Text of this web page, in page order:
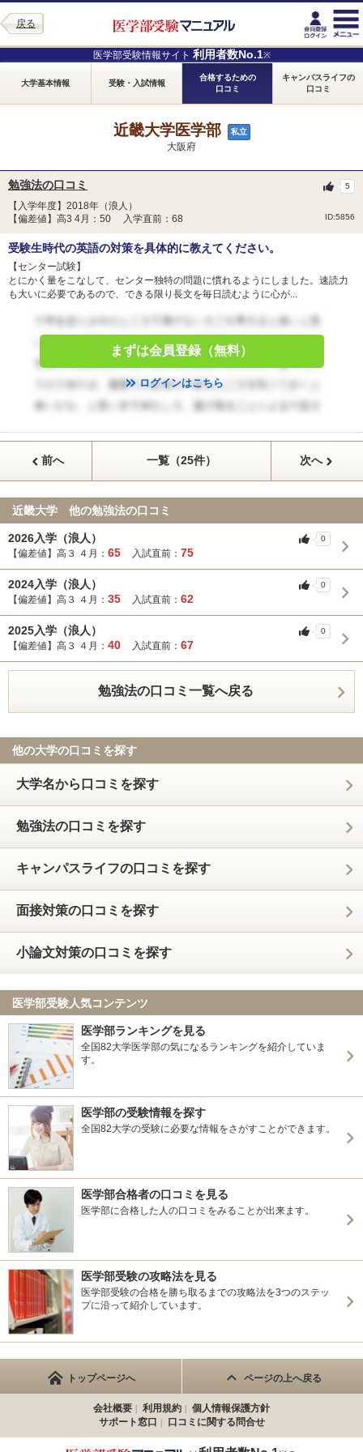
戻る
医学部受験情報サイト 利用者数No.1※
大学基本情報 受験・入試情報
合格するための
口コミ
キャンパスライフの
口コミ
近畿大学医学部 私立
大阪府
勉強法の口コミ
【入学年度】2018年（浪人）
【偏差値】高3 4月：50 入学直前：68
ID:5856
5
受験生時代の英語の対策を具体的に教えてください。
【センター試験】
とにかく量をこなして、センター独特の問題に慣れるようにしました。速読力
も大いに必要であるので、できる限り長文を毎日読むように心が...
まずは会員登録（無料）
ログインはこちら
前へ 一覧（25件） 次へ
近畿大学 他の勉強法の口コミ
2026入学（浪人）
【偏差値】高３ ４月： 65 入試直前： 75
0
2024入学（浪人）
【偏差値】高３ ４月： 35 入試直前： 62
0
2025入学（浪人）
【偏差値】高３ ４月： 40 入試直前： 67
0
勉強法の口コミ一覧へ戻る
他の大学の口コミを探す
大学名から口コミを探す
勉強法の口コミを探す
キャンパスライフの口コミを探す
面接対策の口コミを探す
小論文対策の口コミを探す
医学部受験人気コンテンツ
医学部ランキングを見る
全国82大学医学部の気になるランキングを紹介していま
す。
医学部の受験情報を探す
全国82大学の受験に必要な情報をさがすことができます。
医学部合格者の口コミを見る
医学部に合格した人の口コミをみることが出来ます。
医学部受験の攻略法を見る
医学部受験の合格を勝ち取るまでの攻略法を3つのステッ
プに沿って紹介しています。
トップページへ ページの上へ戻る
会社概要 利用規約
個人情報保護方針
サポート窓口
口コミに関する問合せ